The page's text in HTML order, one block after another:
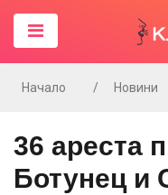
Начало Новини
36 ареста
Ботунец и